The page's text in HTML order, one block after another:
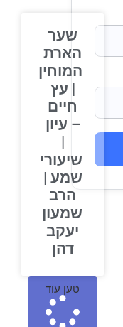
שער
הארת
המוחין
| עץ
חיים
– עיון
שיעורי
שמע |
הרב
שמעון
יעקב
דהן
טען עוד